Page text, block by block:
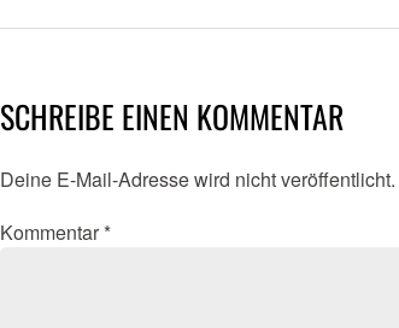
SCHREIBE EINEN KOMMENTAR
Deine E-Mail-Adresse wird nicht veröffentlicht.
Kommentar *